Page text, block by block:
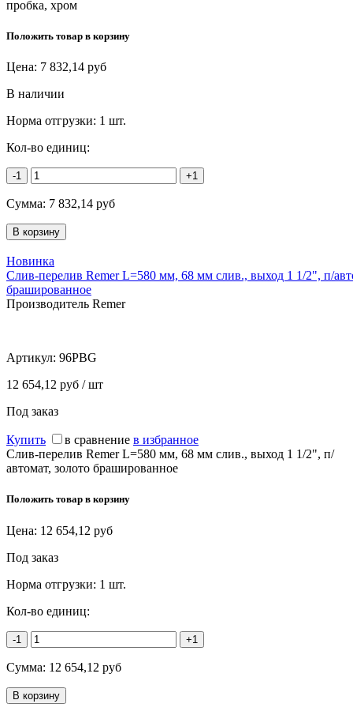
пробка, хром
Положить товар в корзину
Цена: 7 832,14 руб
В наличии
Норма отгрузки: 1 шт.
Кол-во единиц:
-1 +1
Сумма: 7 832,14 руб
Новинка
Слив-перелив Remer L=580 мм, 68 мм слив., выход 1 1/2", п/
брашированное
Производитель Remer
Артикул: 96PBG
12 654,12 руб / шт
Под заказ
Купить в сравнение в избранное
Слив-перелив Remer L=580 мм, 68 мм слив., выход 1 1/2", п/
автомат, золото брашированное
Положить товар в корзину
Цена: 12 654,12 руб
Под заказ
Норма отгрузки: 1 шт.
Кол-во единиц:
-1 +1
Сумма: 12 654,12 руб